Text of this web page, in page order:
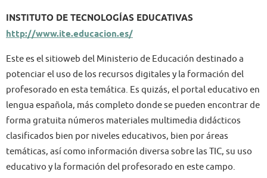
INSTITUTO DE TECNOLOGÍAS EDUCATIVAS
http://www.ite.educacion.es/
Este es el sitioweb del Ministerio de Educación destinado a
potenciar el uso de los recursos digitales y la formación del
profesorado en esta temática. Es quizás, el portal educativo en
lengua española, más completo donde se pueden encontrar de
forma gratuita números materiales multimedia didácticos
clasificados bien por niveles educativos, bien por áreas
temáticas, así como información diversa sobre las TIC, su uso
educativo y la formación del profesorado en este campo.